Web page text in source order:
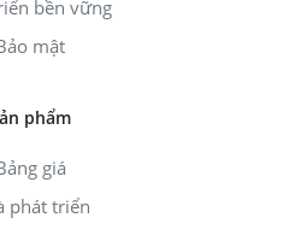
bền vững
mật
phẩm
giá
phát triển